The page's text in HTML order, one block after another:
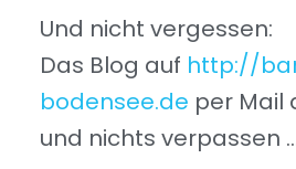
Und nicht vergessen:
Das Blog auf http://
bodensee.de per Mail
und nichts verpassen